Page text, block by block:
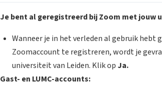
Je bent al geregistreerd bij Zoom met jouw
Wanneer je in het verleden al gebruik hebt
Zoomaccount te registreren, wordt je
universiteit van Leiden. Klik op Ja.
Gast- en LUMC-accounts: